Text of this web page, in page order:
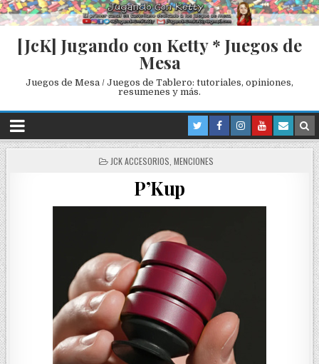
[JcK] Jugando con Ketty * Juegos de
Mesa
Juegos de Mesa / Juegos de Tablero: tutoriales, opiniones,
resumenes y más.
P
E
JCK ACCESORIOS MENCIONES
P’Kup